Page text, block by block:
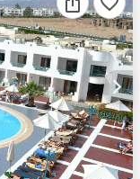
arrow_forward_ios